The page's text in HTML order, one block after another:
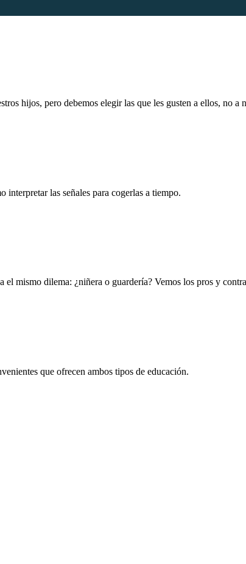
hijos, pero debemos elegir las que les gusten a ellos, no a
interpretar las señales para cogerlas a tiempo.
el mismo dilema: ¿niñera o guardería? Vemos los pros y
que ofrecen ambos tipos de educación.